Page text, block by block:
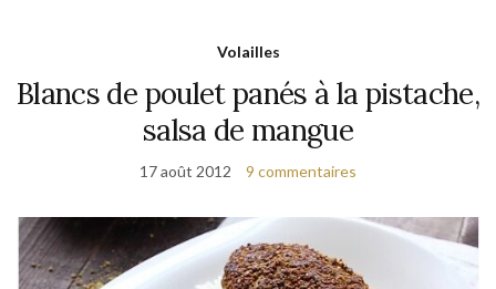
Volailles
Blancs de poulet panés à la pistache,
salsa de mangue
17 août 2012 9 commentaires